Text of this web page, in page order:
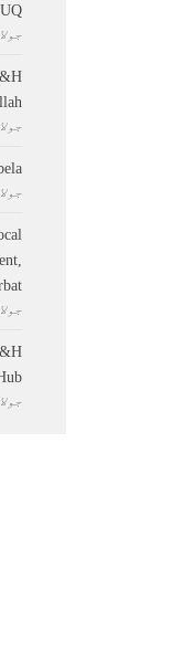
جولائی
جولائی
جولائی
جولائی
جولائی